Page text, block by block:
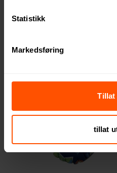
Statistikk
Markedsføring
Tillat
tillat
Nakkestøtte